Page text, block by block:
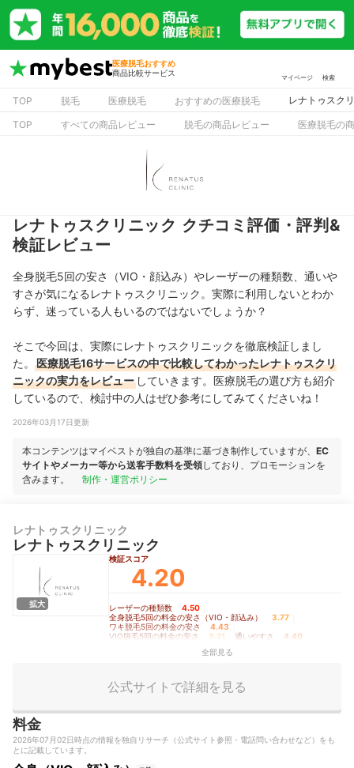
医療脱毛おすすめ
商品比較サービス
マイページ 検索
TOP 脱毛 医療脱毛 おすすめの医療脱毛 レナトゥスク
TOP すべての商品レビュー 脱毛の商品レビュー 医療脱毛の
レナトゥスクリニック クチコミ評価・評判&
検証レビュー
全身脱毛5回の安さ（VIO・顔込み）やレーザーの種類数、通いや
すさが気になるレナトゥスクリニック。実際に利用しないとわか
らず、迷っている人もいるのではないでしょうか？
そこで今回は、実際にレナトゥスクリニックを徹底検証しまし
た。
医療脱毛16サービスの中で比較してわかったレナトゥスクリ
ニックの実力をレビュー していきます。医療脱毛の選び方も紹介
しているので、検討中の人はぜひ参考にしてみてくださいね！
2026年03月17日更新
本コンテンツはマイベストが独自の基準に基づき制作していますが、 EC
サイトやメーカー等から送客手数料を受領しており、プロモーションを
含みます。
制作・運営ポリシー
レナトゥスクリニック
レナトゥスクリニック
拡大
検証スコア
4.20
レーザーの種類数 4.50
全身脱毛5回の料金の安さ（VIO・顔込み） 3.77
ワキ脱毛5回の料金の安さ 4.43
VIO脱毛5回の料金の安さ 3.21 通いやすさ
4.40
全部見る
公式サイトで詳細を見る
料金
2026年07月02日時点の情報を独自リサーチ（公式サイト参照・電話問い合わせなど）をも
とに記載しています。